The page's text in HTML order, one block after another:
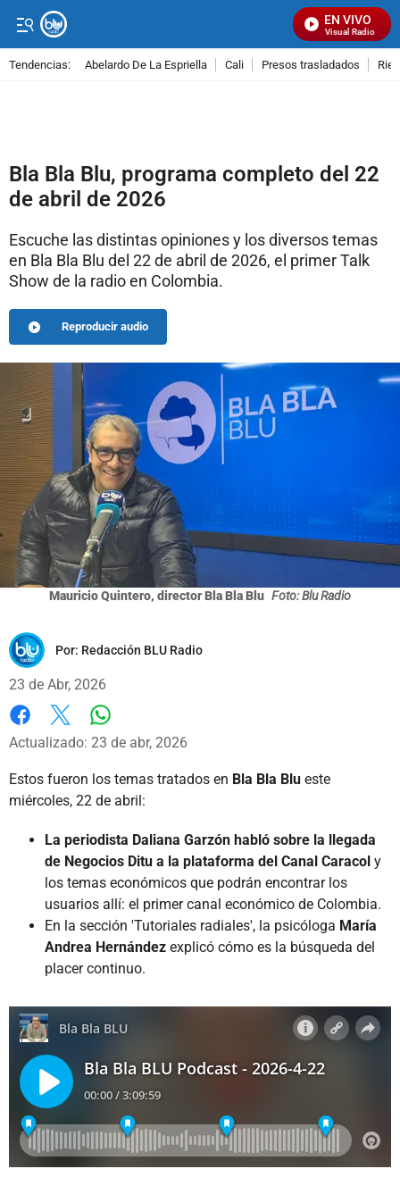
EN VIVO
Señal Visual Radio
Tendencias: Abelardo De La Espriella Cali Presos trasladados
Bla Bla Blu, programa completo del 22
de abril de 2026
Escuche las distintas opiniones y los diversos temas
en Bla Bla Blu del 22 de abril de 2026, el primer Talk
Show de la radio en Colombia.
Reproducir audio
Mauricio Quintero, director Bla Bla Blu Foto: Blu Radio
Por: Redacción BLU Radio
23 de Abr, 2026
Facebook
X
Actualizado: 23 de abr, 2026
Estos fueron los temas tratados en Bla Bla Blu este
miércoles, 22 de abril:
La periodista Daliana Garzón habló sobre la llegada
de Negocios Ditu a la plataforma del Canal Caracol y
los temas económicos que podrán encontrar los
usuarios allí: el primer canal económico de Colombia.
En la sección 'Tutoriales radiales', la psicóloga María
Andrea Hernández explicó cómo es la búsqueda del
placer continuo.